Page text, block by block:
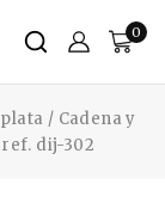
0
/ Cadena y
dij-302